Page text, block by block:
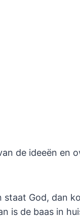
de ideeën en
staat God, dan
is de baas in